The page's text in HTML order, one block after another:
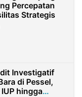
Percepatan
Strategis
Investigatif
di Pessel,
hingga